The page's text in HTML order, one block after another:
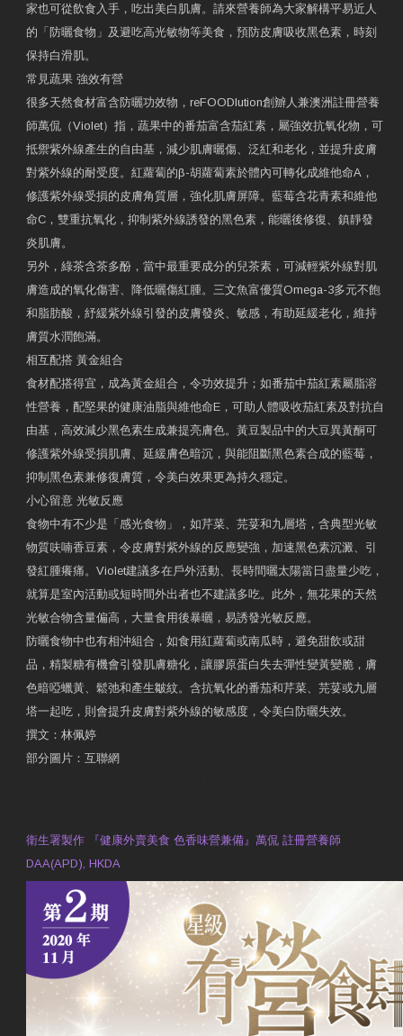
家也可從飲食入手，吃出美白肌膚。請來營養師為大家解構平易近人
的「防曬食物」及避吃高光敏物等美食，預防皮膚吸收黑色素，時刻
保持白滑肌。
常見蔬果 強效有營
很多天然食材富含防曬功效物，reFOODlution創辧人兼澳洲註冊營養
師萬侃（Violet）指，蔬果中的番茄富含茄紅素，屬強效抗氧化物，可
抵禦紫外線產生的自由基，減少肌膚曬傷、泛紅和老化，並提升皮膚
對紫外線的耐受度。紅蘿蔔的β-胡蘿蔔素於體內可轉化成維他命A，
修護紫外線受損的皮膚角質層，強化肌膚屏障。藍莓含花青素和維他
命C，雙重抗氧化，抑制紫外線誘發的黑色素，能曬後修復、鎮靜發
炎肌膚。
另外，綠茶含茶多酚，當中最重要成分的兒茶素，可減輕紫外線對肌
膚造成的氧化傷害、降低曬傷紅腫。三文魚富優質Omega-3多元不飽
和脂肪酸，紓緩紫外線引發的皮膚發炎、敏感，有助延緩老化，維持
膚質水潤飽滿。
相互配搭 黃金組合
食材配搭得宜，成為黃金組合，令功效提升；如番茄中茄紅素屬脂溶
性營養，配堅果的健康油脂與維他命E，可助人體吸收茄紅素及對抗自
由基，高效減少黑色素生成兼提亮膚色。黃豆製品中的大豆異黃酮可
修護紫外線受損肌膚、延緩膚色暗沉，與能阻斷黑色素合成的藍莓，
抑制黑色素兼修復膚質，令美白效果更為持久穩定。
小心留意 光敏反應
食物中有不少是「感光食物」，如芹菜、芫荽和九層塔，含典型光敏
物質呋喃香豆素，令皮膚對紫外線的反應變強，加速黑色素沉澱、引
發紅腫癢痛。Violet建議多在戶外活動、長時間曬太陽當日盡量少吃，
就算是室內活動或短時間外出者也不建議多吃。此外，無花果的天然
光敏合物含量偏高，大量食用後暴曬，易誘發光敏反應。
防曬食物中也有相沖組合，如食用紅蘿蔔或南瓜時，避免甜飲或甜
品，精製糖有機會引發肌膚糖化，讓膠原蛋白失去彈性變黃變脆，膚
色暗啞蠟黃、鬆弛和產生皺紋。含抗氧化的番茄和芹菜、芫荽或九層
塔一起吃，則會提升皮膚對紫外線的敏感度，令美白防曬失效。
撰文：林佩婷
部分圖片：互聯網
衛生署製作 『健康外賣美食 色香味營兼備』萬侃 註冊營養師
DAA(APD), HKDA